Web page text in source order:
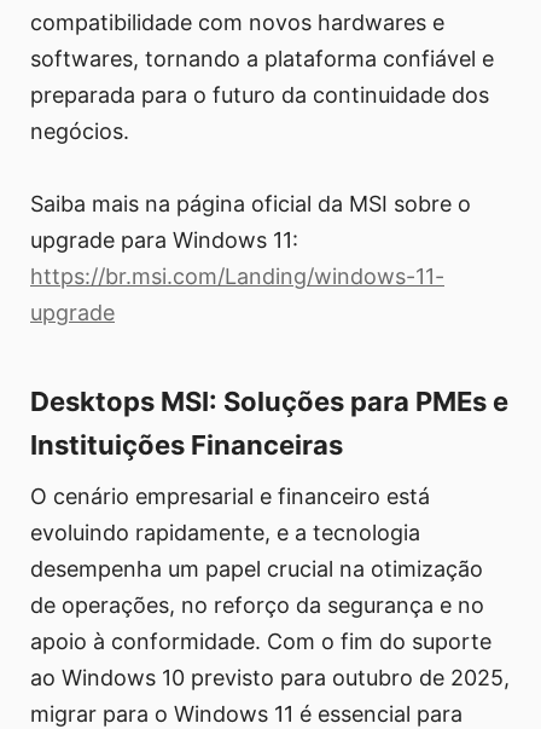
compatibilidade com novos hardwares e
softwares, tornando a plataforma confiável e
preparada para o futuro da continuidade dos
negócios.
Saiba mais na página oficial da MSI sobre o
upgrade para Windows 11:
https://br.msi.com/Landing/windows-11-
upgrade
Desktops MSI: Soluções para PMEs e
Instituições Financeiras
O cenário empresarial e financeiro está
evoluindo rapidamente, e a tecnologia
desempenha um papel crucial na otimização
de operações, no reforço da segurança e no
apoio à conformidade. Com o fim do suporte
ao Windows 10 previsto para outubro de 2025,
migrar para o Windows 11 é essencial para